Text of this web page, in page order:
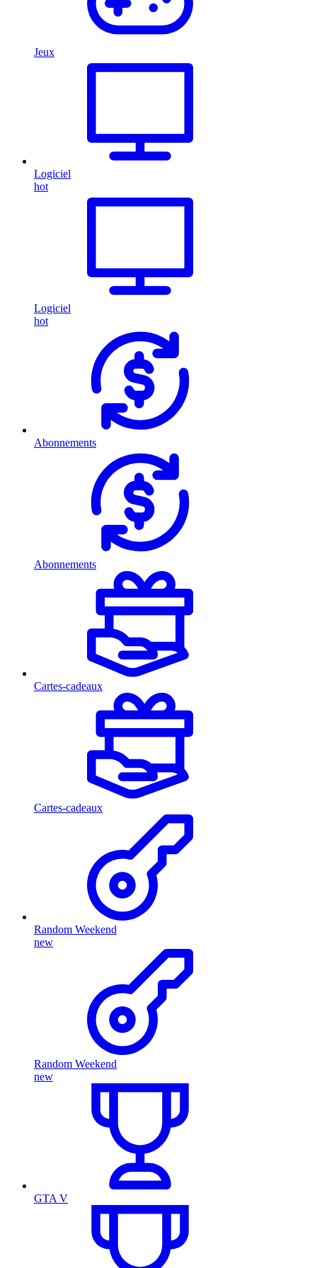
Jeux
Logiciel
hot
Logiciel
hot
Abonnements
Abonnements
Cartes-cadeaux
Cartes-cadeaux
Random Weekend
new
Random Weekend
new
GTA V